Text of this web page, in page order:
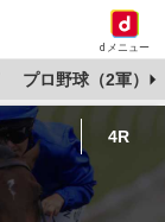
dメニュー
プロ野球（2軍）
4R